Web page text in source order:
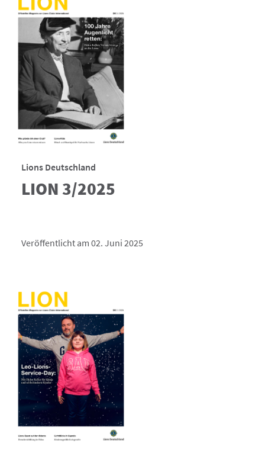
Lions Deutschland
LION 3/2025
Veröffentlicht am 02. Juni 2025